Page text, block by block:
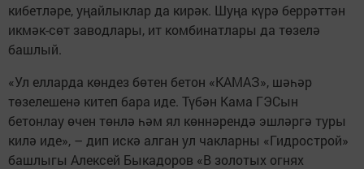
кибетләре, уңайлыклар да кирәк. Шуңа күрә беррәттән
икмәк-сөт заводлары, ит комбинатлары да төзелә
башлый.
«Ул елларда көндез бөтен бетон «КАМАЗ», шәһәр
төзелешенә китеп бара иде. Түбән Кама ГЭСын
бетонлау өчен төнлә һәм ял көннәрендә эшләргә туры
килә иде», – дип искә алган ул чакларны «Гидрострой»
башлыгы Алексей Быкадоров «В золотых огнях